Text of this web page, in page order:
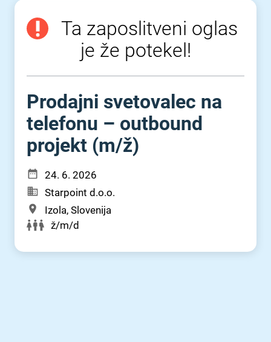
Ta zaposlitveni oglas
je že potekel!
Prodajni svetovalec na
telefonu – outbound
projekt (m⁠/⁠ž)
24. 6. 2026
Starpoint d.o.o.
Izola, Slovenija
ž/m/d